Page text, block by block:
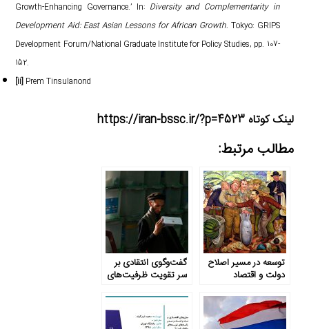
Growth-Enhancing Governance.’ In: Diversity and Complementarity in
Development Aid: East Asian Lessons for African Growth. Tokyo: GRIPS
Development Forum/National Graduate Institute for Policy Studies, pp. 107-
152.
[ii] Prem Tinsulanond
لینک کوتاه https://iran-bssc.ir/?p=4523
مطالب مرتبط:
توسعه در مسیر اصلاح
دولت و اقتصاد
گفت‌وگوی انتقادی بر
سر تقویت ظرفیت‌های